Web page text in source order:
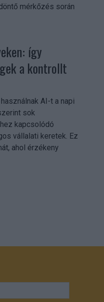
mérkőzés során
így
a kontrollt
AI-t a napi
sok
kapcsolódó
vállalati keretek. Ez
ahol érzékeny